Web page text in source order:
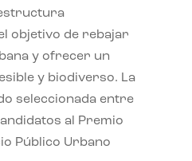
objetivo de rebajar
y ofrecer un
y biodiverso. La
seleccionada entre
al Premio
Público Urbano